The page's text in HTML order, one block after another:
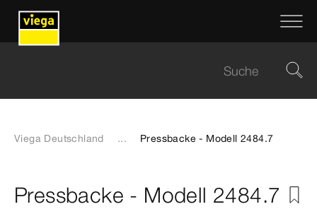
Viega Deutschland ... Pressbacke - Modell 2484.7
Pressbacke - Modell 2484.7